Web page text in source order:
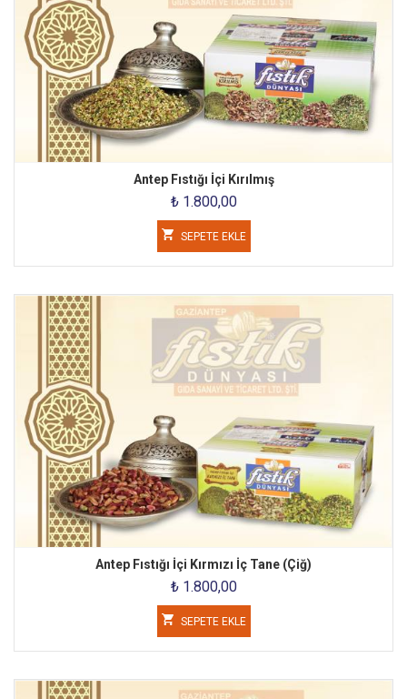
Antep Fıstığı İçi Kırılmış
₺ 1.800,00
SEPETE EKLE
Antep Fıstığı İçi Kırmızı İç Tane (Çiğ)
₺ 1.800,00
SEPETE EKLE